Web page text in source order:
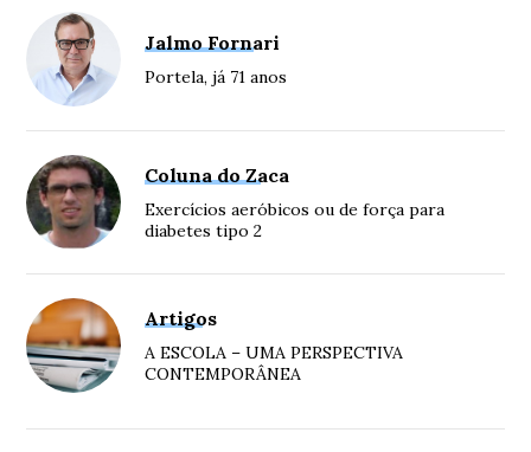
Jalmo Fornari
Portela, já 71 anos
Coluna do Zaca
Exercícios aeróbicos ou de força para
diabetes tipo 2
Artigos
A ESCOLA – UMA PERSPECTIVA
CONTEMPORÂNEA